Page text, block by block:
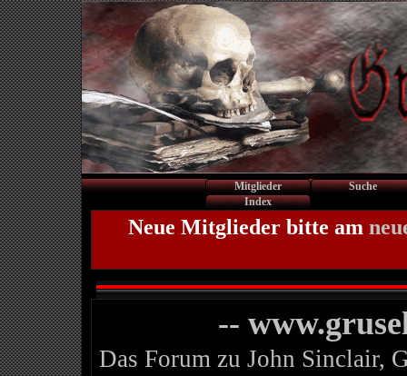
Mitglieder
Suche
Index
Neue Mitglieder bitte am
--
Das Forum zu John Sinclair,